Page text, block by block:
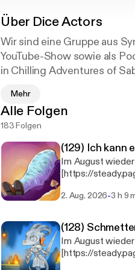
Über Dice Actors
Wir sind eine Gruppe aus
YouTube-Show sowie als
in Chilling Adventures of
(Spider-Man/Tom Holland)
Karnstedt in die Weiten von
Mehr
Alle Folgen
183 Folgen
(129) Ich kann
Im August
[https://
Feinde oder
Situationen
unangenehme
Szenen belasten,
überspringen.
2. Aug. 2026-3 h 9
(128)
Im August
[https://